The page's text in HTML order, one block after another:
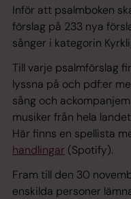
Inför att psalmboken
förslag på 233 nya
sånger i kategorin
Till varje psalmförslag
lyssna på och pdf:er
sång och
musiker från hela
Här finns en spellista
handlingar (Spotify).
Fram till den 30
enskilda personer